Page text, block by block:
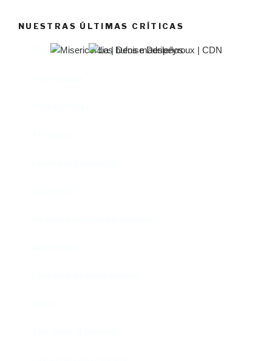
NUESTRAS ÚLTIMAS CRÍTICAS
El castillo de Lindabridis